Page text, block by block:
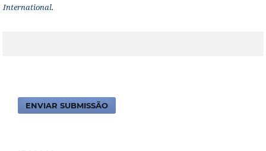
International.
ENVIAR SUBMISSÃO